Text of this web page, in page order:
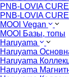
PNB-LOVIA
PNB-LOVIA
MOOI Vegan
MOOI Базы, топы
Haruyama
Haruyama
Haruyama
Haruyama